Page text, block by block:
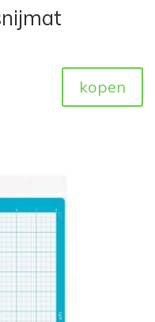
kopen